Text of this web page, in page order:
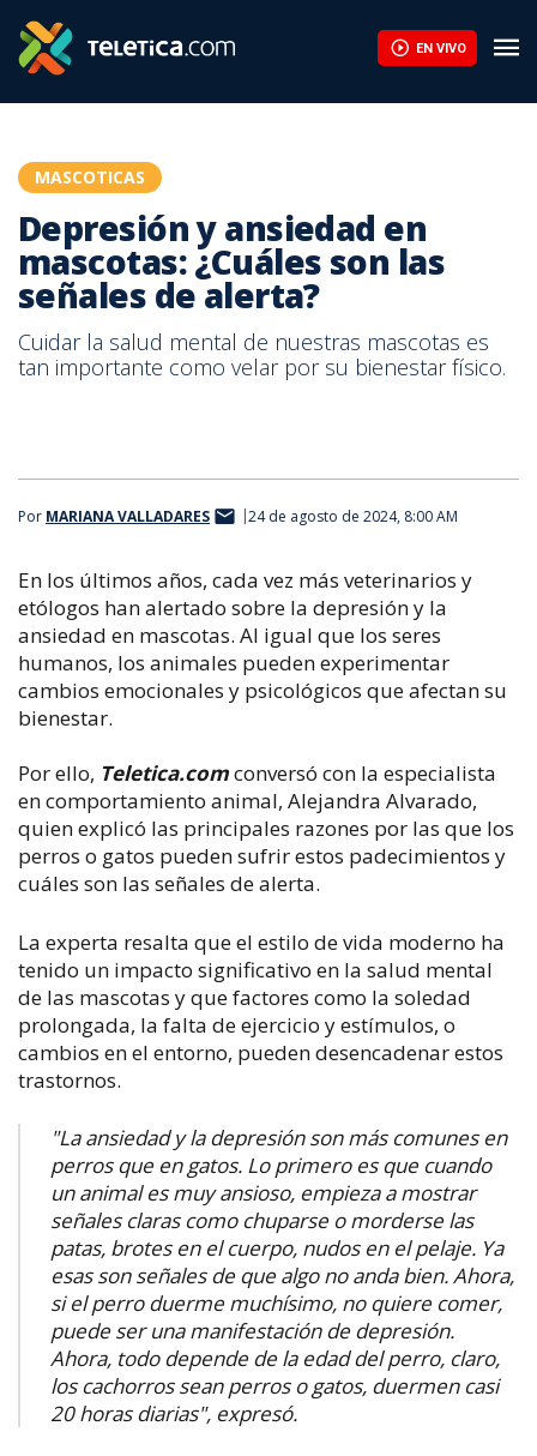
EN VIVO
MASCOTICAS
Depresión y ansiedad en
mascotas: ¿Cuáles son las
señales de alerta?
Cuidar la salud mental de nuestras mascotas es
tan importante como velar por su bienestar físico.
Por MARIANA VALLADARES 24 de agosto de 2024, 8:00 AM
En los últimos años, cada vez más veterinarios y
etólogos han alertado sobre la depresión y la
ansiedad en mascotas. Al igual que los seres
humanos, los animales pueden experimentar
cambios emocionales y psicológicos que afectan su
bienestar.
Por ello, Teletica.comconversó con la especialista
en comportamiento animal, Alejandra Alvarado,
quien explicó las principales razones por las que los
perros o gatos pueden sufrir estos padecimientos y
cuáles son las señales de alerta.
La experta resalta que el estilo de vida moderno ha
tenido un impacto significativo en la salud mental
de las mascotas y que factores como la soledad
prolongada, la falta de ejercicio y estímulos, o
cambios en el entorno, pueden desencadenar estos
trastornos.
"La ansiedad y la depresión son más comunes en
perros que en gatos. Lo primero es que cuando
un animal es muy ansioso, empieza a mostrar
señales claras como chuparse o morderse las
patas, brotes en el cuerpo, nudos en el pelaje. Ya
esas son señales de que algo no anda bien. Ahora,
si el perro duerme muchísimo, no quiere comer,
puede ser una manifestación de depresión.
Ahora, todo depende de la edad del perro, claro,
los cachorros sean perros o gatos, duermen casi
20 horas diarias", expresó.